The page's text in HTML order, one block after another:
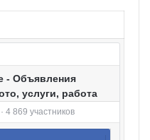
- Объявления
услуги, работа
869 участников